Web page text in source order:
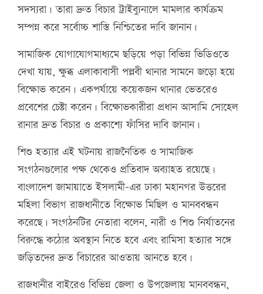
সদস্যরা। তারা দ্রুত বিচার ট্রাইব্যুনালে মামলার কার্যক্রম
সম্পন্ন করে সর্বোচ্চ শাস্তি নিশ্চিতের দাবি জানান।
সামাজিক যোগাযোগমাধ্যমে ছড়িয়ে পড়া বিভিন্ন ভিডিওতে
দেখা যায়, ক্ষুব্ধ এলাকাবাসী পল্লবী থানার সামনে জড়ো হয়ে
বিক্ষোভ করেন। একপর্যায়ে কয়েকজন থানার ভেতরেও
প্রবেশের চেষ্টা করেন। বিক্ষোভকারীরা প্রধান আসামি সোহেল
রানার দ্রুত বিচার ও প্রকাশ্যে ফাঁসির দাবি জানান।
শিশু হত্যার এই ঘটনায় রাজনৈতিক ও সামাজিক
সংগঠনগুলোর পক্ষ থেকেও প্রতিবাদ অব্যাহত রয়েছে।
বাংলাদেশ জামায়াতে ইসলামী-এর ঢাকা মহানগর উত্তরের
মহিলা বিভাগ রাজধানীতে বিক্ষোভ মিছিল ও মানববন্ধন
করেছে। সংগঠনটির নেতারা বলেন, নারী ও শিশু নির্যাতনের
বিরুদ্ধে কঠোর অবস্থান নিতে হবে এবং রামিসা হত্যার সঙ্গে
জড়িতদের দ্রুত বিচারের আওতায় আনতে হবে।
রাজধানীর বাইরেও বিভিন্ন জেলা ও উপজেলায় মানববন্ধন,